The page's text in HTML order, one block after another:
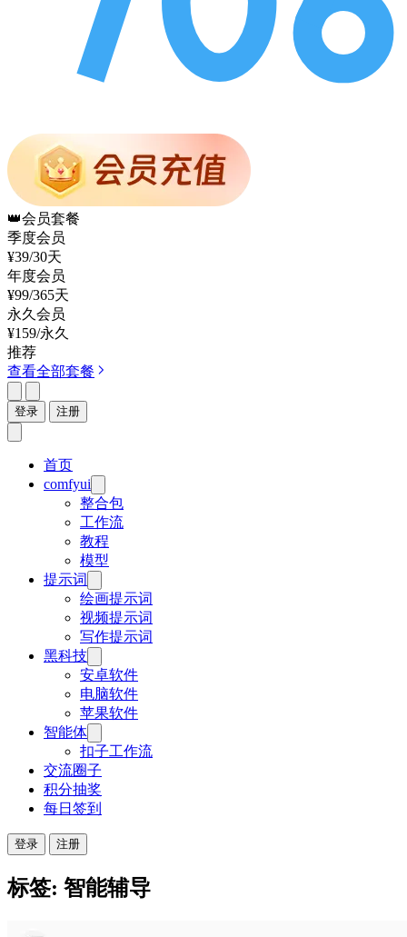
👑会员套餐
季度会员
¥39/30天
年度会员
¥99/365天
永久会员
¥159/永久
推荐
查看全部套餐
登录 注册
首页
comfyui
整合包
工作流
教程
模型
提示词
绘画提示词
视频提示词
写作提示词
黑科技
安卓软件
电脑软件
苹果软件
智能体
扣子工作流
交流圈子
积分抽奖
每日签到
登录 注册
标签: 智能辅导